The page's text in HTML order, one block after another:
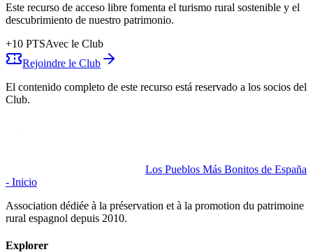
Este recurso de acceso libre fomenta el turismo rural sostenible y el
descubrimiento de nuestro patrimonio.
+10 PTSAvec le Club
Rejoindre le Club
El contenido completo de este recurso está reservado a los socios del
Club.
Los Pueblos Más Bonitos de España
- Inicio
Association dédiée à la préservation et à la promotion du patrimoine
rural espagnol depuis 2010.
Explorer